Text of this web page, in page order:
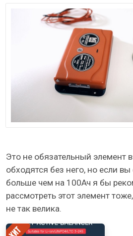
Это не обязательный элемент
обходятся без него, но если
больше чем на 100Ач я бы
рассмотреть этот элемент
не так велика.